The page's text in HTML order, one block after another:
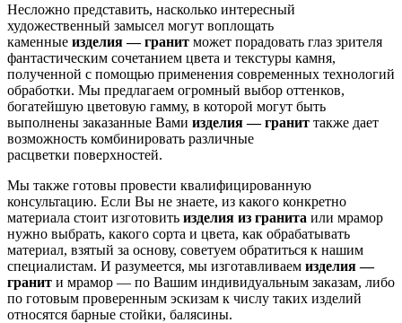
Несложно представить, насколько интересный
художественный замысел могут воплощать
каменные изделия — гранит может порадовать глаз зрителя
фантастическим сочетанием цвета и текстуры камня,
полученной с помощью применения современных технологий
обработки. Мы предлагаем огромный выбор оттенков,
богатейшую цветовую гамму, в которой могут быть
выполнены заказанные Вами изделия — гранит также дает
возможность комбинировать различные
расцветки поверхностей.
Мы также готовы провести квалифицированную
консультацию. Если Вы не знаете, из какого конкретно
материала стоит изготовить изделия из гранита или мрамор
нужно выбрать, какого сорта и цвета, как обрабатывать
материал, взятый за основу, советуем обратиться к нашим
специалистам. И разумеется, мы изготавливаем изделия —
гранит и мрамор — по Вашим индивидуальным заказам, либо
по готовым проверенным эскизам к числу таких изделий
относятся барные стойки, балясины.